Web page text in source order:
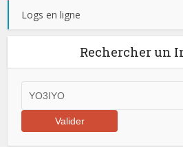
Logs en ligne
Rechercher un